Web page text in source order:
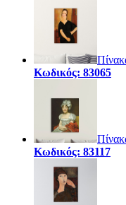
Κωδικός: 83065
Κωδικός: 83117